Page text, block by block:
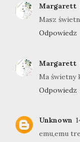
Margarett
Masz
Odpowiedz
Margarett
Ma świetny
Odpowiedz
Unknown
emu,emu